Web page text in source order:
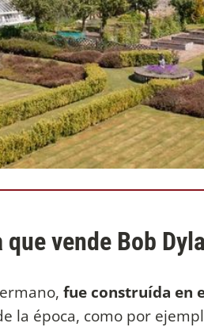
vende Bob
fue construída en
la época, como por